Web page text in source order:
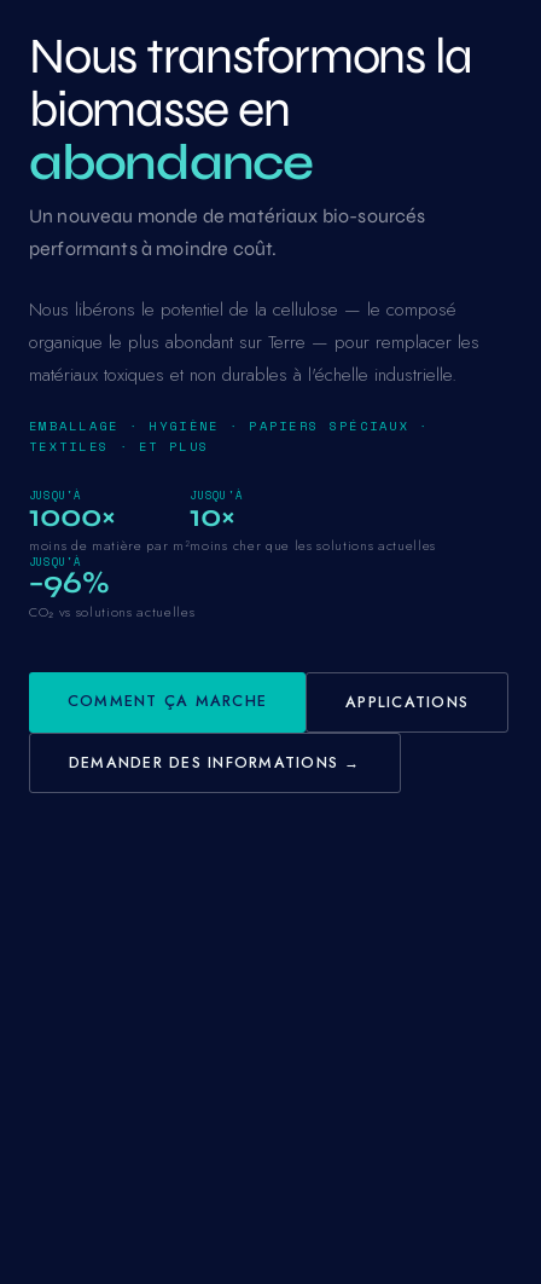
Nous transformons la
biomasse en
abondance
Un nouveau monde de matériaux bio-sourcés
performants à moindre coût.
Nous libérons le potentiel de la cellulose — le composé
organique le plus abondant sur Terre — pour remplacer les
matériaux toxiques et non durables à l'échelle industrielle.
EMBALLAGE · HYGIÈNE · PAPIERS SPÉCIAUX ·
TEXTILES · ET PLUS
JUSQU'À
1000×
moins de matière par m²
JUSQU'À
10×
moins cher que les solutions actuelles
JUSQU'À
−96%
CO₂ vs solutions actuelles
COMMENT ÇA MARCHE APPLICATIONS
DEMANDER DES INFORMATIONS →